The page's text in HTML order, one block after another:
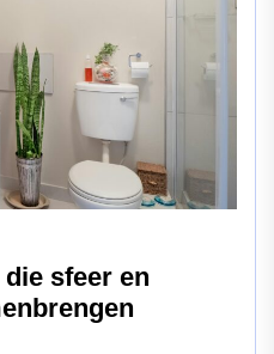
sfeer en